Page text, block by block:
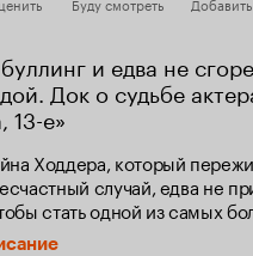
и едва не
Док о судьбе
13-е»
Ходдера, который
случай, едва не
стать одной из самых
ужасов.